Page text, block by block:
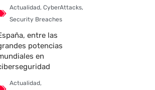
Actualidad, CyberAttacks,
Security Breaches
entre las
potencias
en
Actualidad,